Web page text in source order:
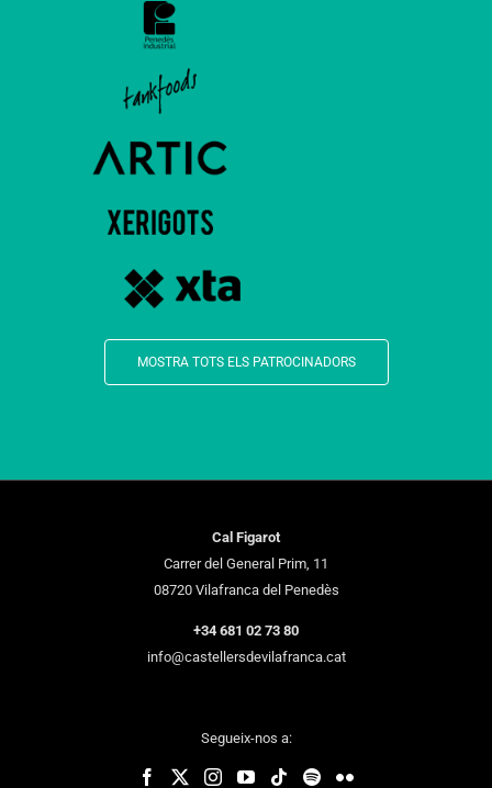
MOSTRA TOTS ELS PATROCINADORS
Cal Figarot
Carrer del General Prim, 11
08720 Vilafranca del Penedès
+34 681 02 73 80
info@castellersdevilafranca.cat
Segueix-nos a: